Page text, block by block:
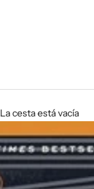
La cesta está vacía